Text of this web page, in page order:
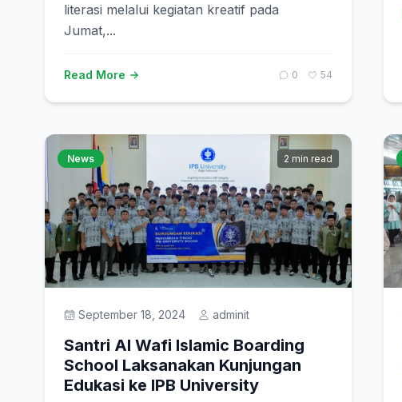
literasi melalui kegiatan kreatif pada
Jumat,...
Read More 0 54
News 2 min read
September 18, 2024 adminit
Santri Al Wafi Islamic Boarding
School Laksanakan Kunjungan
Edukasi ke IPB University